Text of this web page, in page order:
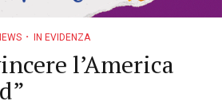
IN EVIDENZA
l’America